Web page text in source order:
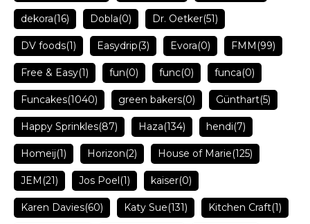
dekora(16) Dobla(0) Dr. Oetker(51)
DV foods(1) Easydrip(3) Evora(0) FMM (99)
Free & Easy(1) fun(0) func(0) funca(0)
Funcakes(1040) green bakers(0) Günthart(5)
Happy Sprinkles(87) Haza(134) hendi(7)
Homeij(1) Horizon(2) House of Marie(125)
JEM (21) Jos Poel(1) kaiser(0)
Karen Davies(60) Katy Sue(131) Kitchen Craft(1)